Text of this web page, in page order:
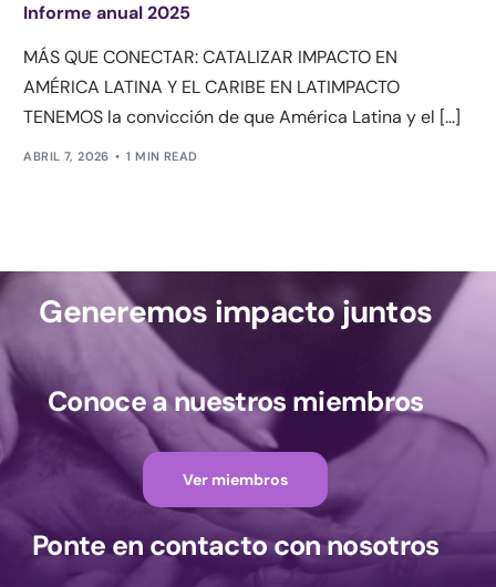
Informe anual 2025
MÁS QUE CONECTAR: CATALIZAR IMPACTO EN
AMÉRICA LATINA Y EL CARIBE EN LATIMPACTO
TENEMOS la convicción de que América Latina y el […]
ABRIL 7, 2026 1 MIN READ
Generemos impacto juntos
Conoce a nuestros miembros
Ver miembros
Ponte en contacto con nosotros